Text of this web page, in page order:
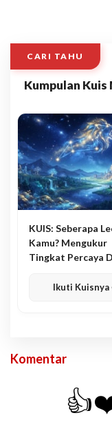
CARI TAHU
Kumpulan
KUIS: Seberapa
Kamu? Mengukur
Tingkat Percaya
Ikuti
Komentar
👍